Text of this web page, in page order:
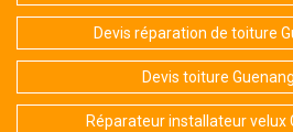
Devis réparation de toiture
Devis toiture
Réparateur installateur velux